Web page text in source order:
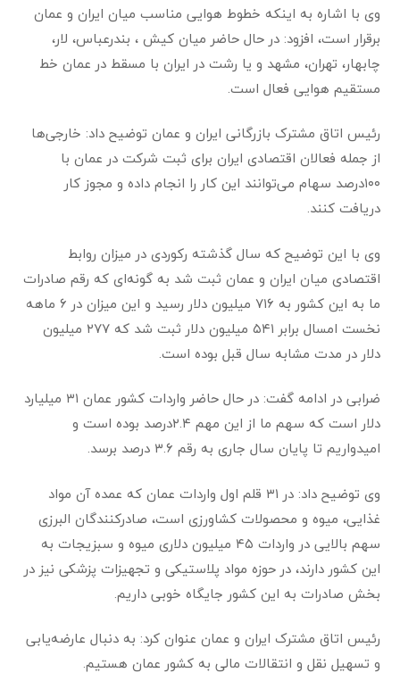
وی با اشاره به اینکه خطوط هوایی مناسب میان ایران و عمان
برقرار است، افزود: در حال حاضر میان کیش ، بندرعباس، لار،
چابهار، تهران، مشهد و یا رشت در ایران با مسقط در عمان خط
مستقیم هوایی فعال است.
رئیس اتاق مشترک بازرگانی ایران و عمان توضیح داد: خارجی‌ها
از جمله فعالان اقتصادی ایران برای ثبت شرکت در عمان با
۱۰۰درصد سهام می‌توانند این کار را انجام داده و مجوز کار
دریافت کنند.
وی با این توضیح که سال گذشته رکوردی در میزان روابط
اقتصادی میان‌ ایران و عمان ثبت شد به گونه‌ای که رقم صادرات
ما به این کشور به ۷۱۶ میلیون دلار رسید و این میزان در ۶ ماهه
نخست امسال برابر ۵۴۱ میلیون دلار ثبت شد که ۲۷۷ میلیون
دلار در مدت مشابه سال قبل بوده است.
ضرابی در ادامه گفت: در حال حاضر واردات کشور عمان ۳۱ میلیارد
دلار است که سهم ما از این مهم ۲.۴درصد بوده است و
امیدواریم تا پایان سال جاری به رقم ۳.۶ درصد برسد.
وی توضیح داد: در ۳۱ قلم اول واردات عمان که عمده آن مواد
غذایی، میوه و محصولات کشاورزی است، صادرکنندگان البرزی
سهم بالایی در واردات ۴۵ میلیون دلاری میوه و سبزیجات به
این کشور دارند، در حوزه مواد پلاستیکی و تجهیزات پزشکی نیز در
بخش صادرات به این کشور جایگاه خوبی داریم.
رئیس اتاق مشترک ایران و عمان عنوان کرد: به دنبال عارضه‌یابی
و تسهیل نقل و انتقالات مالی به کشور عمان هستیم.